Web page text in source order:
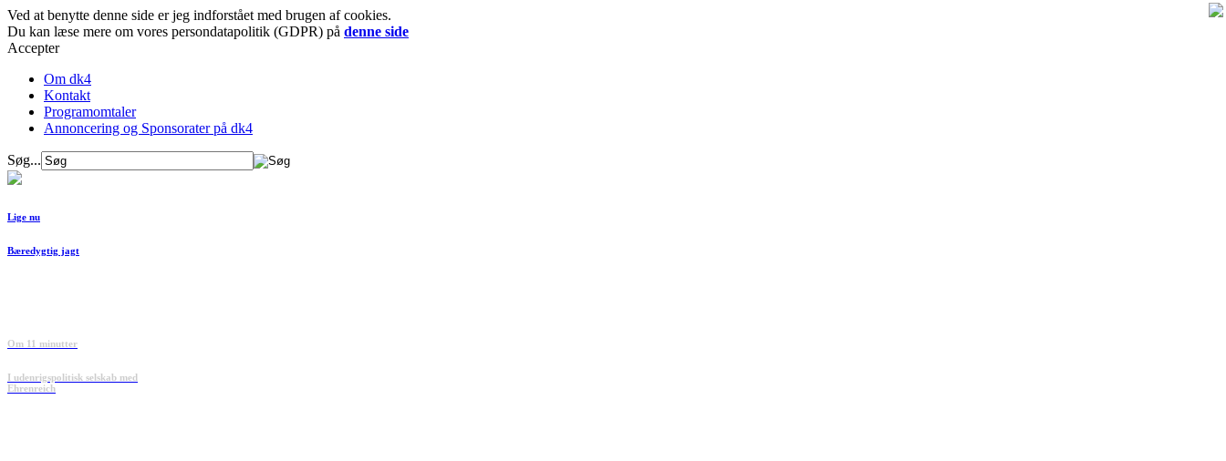
Ved at benytte denne side er jeg indforstået med brugen af cookies.
Du kan læse mere om vores persondatapolitik (GDPR) på denne side
Accepter
Om dk4
Kontakt
Programomtaler
Annoncering og Sponsorater på dk4
Søg...
Lige nu
Bæredygtig jagt
Om 11 minutter
I udenrigspolitisk selskab med
Ehrenreich